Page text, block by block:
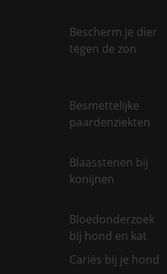
Bescherm je dier
tegen de zon
Besmettelijke
paardenziekten
Blaasstenen bij
konijnen
Bloedonderzoek
bij hond en kat
Cariës bij je hond